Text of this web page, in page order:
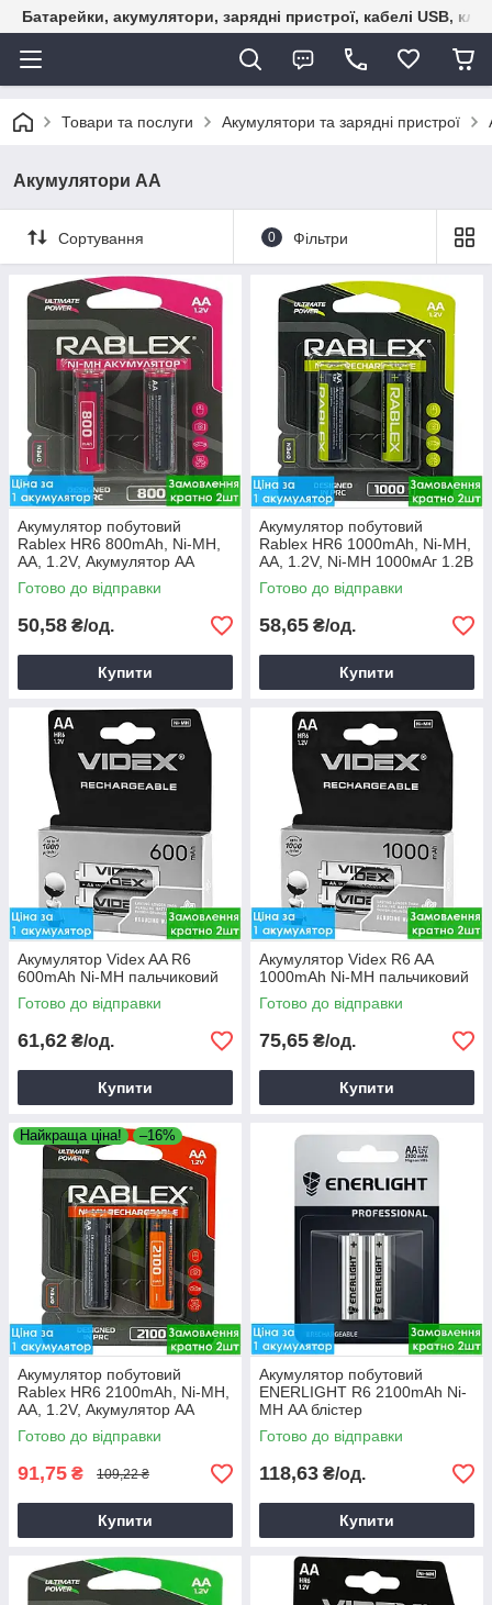
Батарейки, акумулятори, зарядні пристрої, кабелі USB,
Товари та послуги Акумулятори та зарядні пристрої
Акумулятори АА
Сортування 0 Фільтри
Акумулятор побутовий
Rablex HR6 800mAh, Ni-MH,
АA, 1.2V, Акумулятор AA
Готово до відправки
50,58 ₴/од.
Купити
Акумулятор побутовий
Rablex HR6 1000mAh, Ni-MH,
АA, 1.2V, Ni-MH 1000мАг 1.2В
Готово до відправки
58,65 ₴/од.
Купити
Акумулятор Videx AA R6
600mAh Ni-MH пальчиковий
Готово до відправки
61,62 ₴/од.
Купити
Акумулятор Videx R6 AA
1000mAh Ni-MH пальчиковий
Готово до відправки
75,65 ₴/од.
Купити
Найкраща ціна! –16%
Акумулятор побутовий
Rablex HR6 2100mAh, Ni-MH,
АA, 1.2V, Акумулятор AA
Готово до відправки
91,75 ₴ 109,22 ₴
Купити
Акумулятор побутовий
ENERLIGHT R6 2100mAh Ni-
MH АA блістер
Готово до відправки
118,63 ₴/од.
Купити